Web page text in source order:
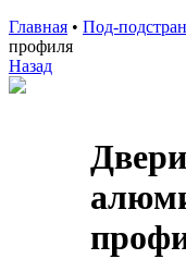
Главная • Под-
профиля
Назад